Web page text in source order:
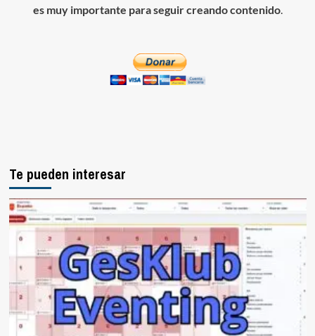
es muy importante para seguir creando contenido.
Te pueden interesar